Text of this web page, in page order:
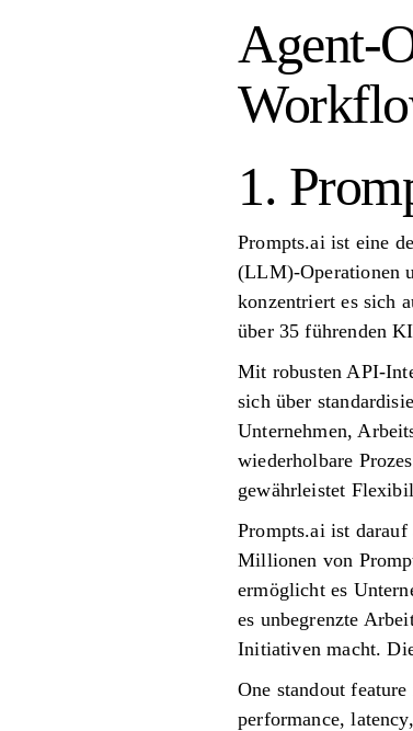
Agent-
1.
Prompts.ai ist eine
(LLM)-Operationen
konzentriert es sich
über 35 führenden
Mit robusten API-
sich über
Unternehmen,
wiederholbare
gewährleistet
Prompts.ai ist
Millionen von
ermöglicht es
es unbegrenzte
Initiativen macht.
One standout
performance,